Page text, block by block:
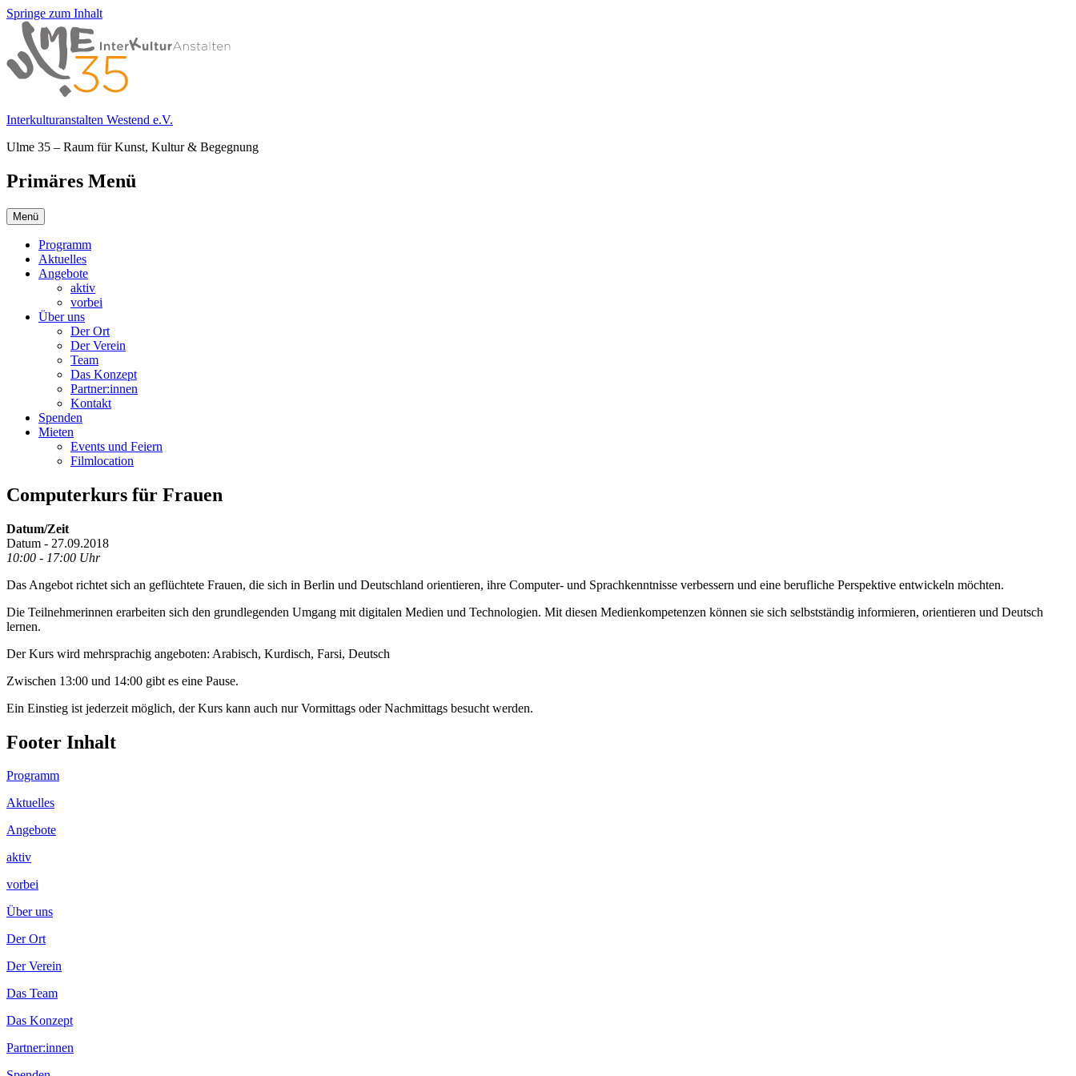
Springe zum Inhalt
Interkulturanstalten Westend e.V.
Ulme 35 – Raum für Kunst, Kultur & Begegnung
Primäres Menü
Menü
Programm
Aktuelles
Angebote
aktiv
vorbei
Über uns
Der Ort
Der Verein
Team
Das Konzept
Partner:innen
Kontakt
Spenden
Mieten
Events und Feiern
Filmlocation
Computerkurs für Frauen
Datum/Zeit
Datum - 27.09.2018
10:00 - 17:00 Uhr
Das Angebot richtet sich an geflüchtete Frauen, die sich in Berlin und Deutschland orientieren, ihre Computer- und Sprachkenntnisse verbessern und eine berufliche Perspektive entwickeln möchten.
Die Teilnehmerinnen erarbeiten sich den grundlegenden Umgang mit digitalen Medien und Technologien. Mit diesen Medienkompetenzen können sie sich selbstständig informieren, orientieren und Deutsch
lernen.
Der Kurs wird mehrsprachig angeboten: Arabisch, Kurdisch, Farsi, Deutsch
Zwischen 13:00 und 14:00 gibt es eine Pause.
Ein Einstieg ist jederzeit möglich, der Kurs kann auch nur Vormittags oder Nachmittags besucht werden.
Footer Inhalt
Programm
Aktuelles
Angebote
aktiv
vorbei
Über uns
Der Ort
Der Verein
Das Team
Das Konzept
Partner:innen